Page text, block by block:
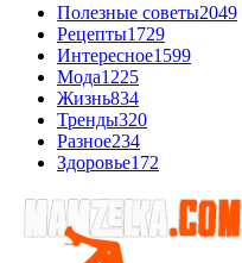
Полезные советы2049
Рецепты1729
Интересное1599
Мода1225
Жизнь834
Тренды320
Разное234
Здоровье172